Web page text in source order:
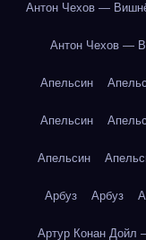
Антон Чехов —
Антон Чехов —
Апельсин
Апельсин
Апельсин
Арбуз Арбуз
Артур Конан Дойл